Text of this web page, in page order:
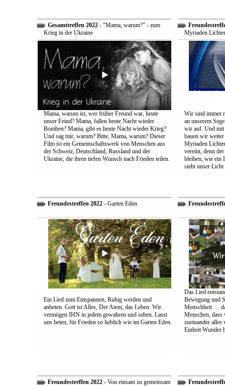
Gesamttreffen 2022- "Mama, warum?" - zum
Krieg in der Ukraine
Mama, warum ist, wer früher Freund war, heute
unser Feind? Mama, fallen heute Nacht wieder
Bomben? Mama, gibt es heute Nacht wieder Krieg?
Und sag mir, warum? Bitte, Mama, warum? Dieser
Film ist ein Gemeinschaftswerk von Menschen aus
der Schweiz, Deutschland, Russland und der
Ukraine, die ihren tiefen Wunsch nach Frieden teilen.
Myriaden
Wir sind immer
an unserem
wir auf. Und mit
bauen wir
Myriaden
vereint, denn
bleiben, wie ein
sieht unser
Freundestreffen 2022- Garten Eden
Ein Lied zum Entspannen, Ruhig werden und
anbeten. Gott ist Alles, Der Atem, das Leben. Wir
vermögen IHN in jedem gewahren und sehen. Lasst
uns beten, für Frieden so lieblich wie im Garten Eden.
Das Lied
Bewegung und
Menschheit …
Menschen,
zueinander alles
Einheit Wunder
Freundestreffen 2022- Von einsam zu gemeinsam